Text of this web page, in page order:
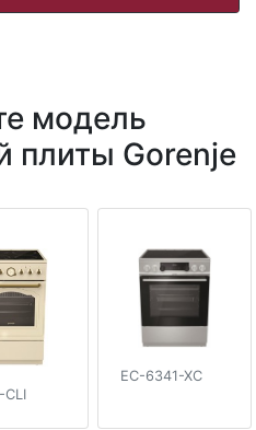
модель
плиты Gorenje
CLI
EC-6341-XC